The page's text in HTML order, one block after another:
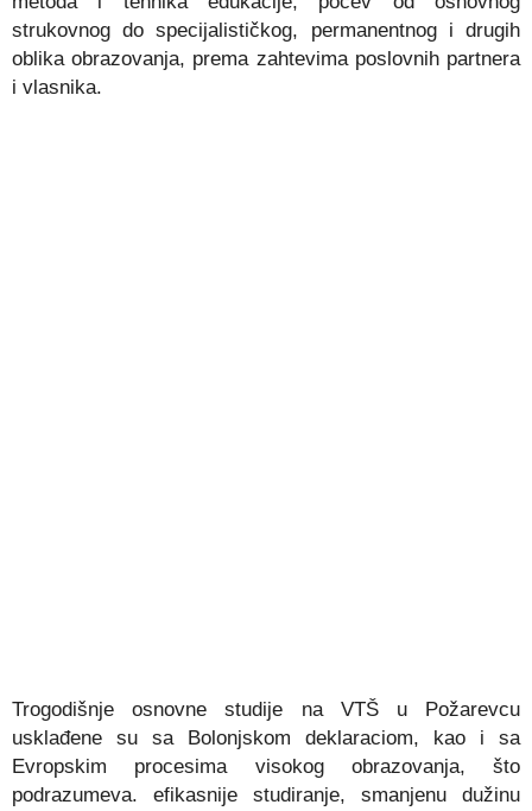
strukovnog do specijalističkog, permanentnog i drugih
oblika obrazovanja, prema zahtevima poslovnih partnera
i vlasnika.
Trogodišnje osnovne studije na VTŠ u Požarevcu
usklađene su sa Bolonjskom deklaraciom, kao i sa
Evropskim procesima visokog obrazovanja, što
podrazumeva. efikasnije studiranje, smanjenu dužinu